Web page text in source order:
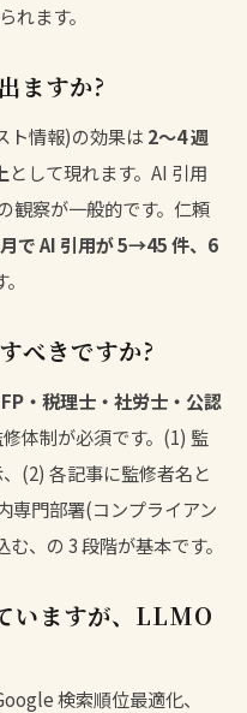
れます。
ますか?
ト情報)の効果は 2〜4 週
として現れます。AI 引用
観察が一般的です。仁頼
で AI 引用が 5→45 件、6
べきですか?
FP・税理士・社労士・公認
体制が必須です。(1) 監
(2) 各記事に監修者名と
専門部署(コンプライアン
、の 3 段階が基本です。
いますが、LLMO
検索順位最適化、